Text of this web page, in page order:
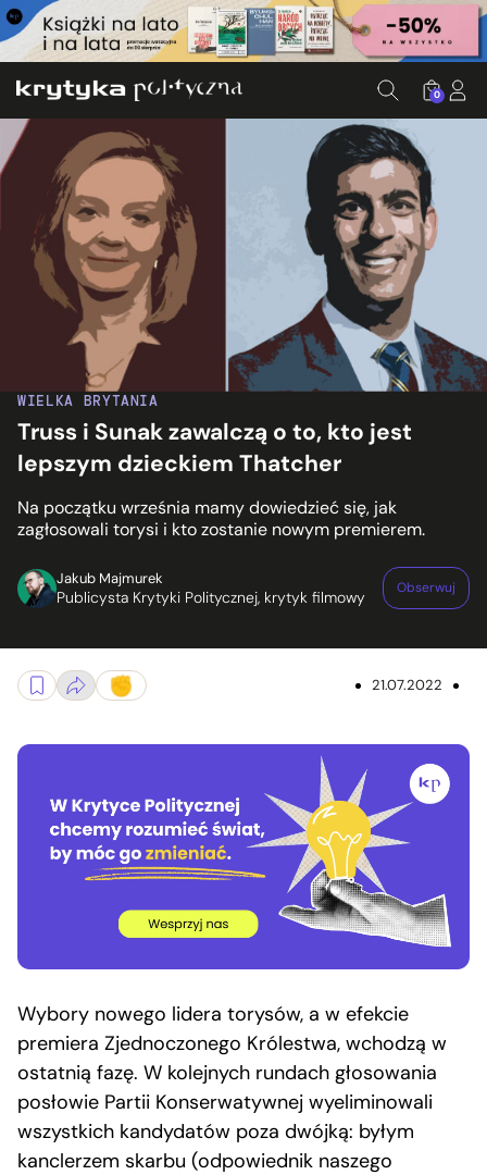
0
WIELKA BRYTANIA
Truss i Sunak zawalczą o to, kto jest
lepszym dzieckiem Thatcher
Na początku września mamy dowiedzieć się, jak
zagłosowali torysi i kto zostanie nowym premierem.
Jakub Majmurek
Publicysta Krytyki Politycznej, krytyk filmowy Obserwuj
21.07.2022
Wybory nowego lidera torysów, a w efekcie
premiera Zjednoczonego Królestwa, wchodzą w
ostatnią fazę. W kolejnych rundach głosowania
posłowie Partii Konserwatywnej wyeliminowali
wszystkich kandydatów poza dwójką: byłym
kanclerzem skarbu (odpowiednik naszego